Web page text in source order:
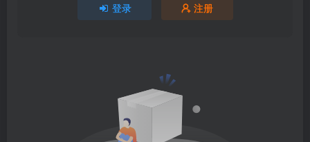
登录 注册